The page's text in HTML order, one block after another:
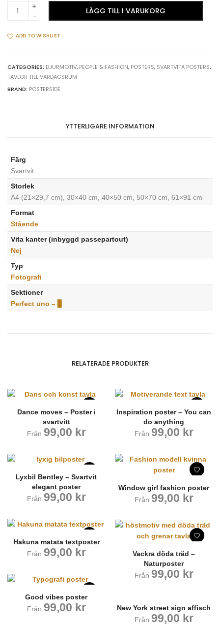
Trendig
uggla
svartvitt
quantity
LÄGG TILL I VARUKORG
ADD TO WISHLIST
CATEGORIES: DJURMOTIV, PEOPLE & FASHION, POSTERS, SVARTVITA POSTERS,
TAVLOR TILL VARDAGSRUM
BRAND: POSTERSIDE
YTTERLIGARE INFORMATION
Färg
Svartvit
Storlek
A4 (21×29,7 cm), 30×40 cm, 40×50 cm, 50×70 cm, 61×91 cm
Format
Stående
Vita kanter (inbyggd passepartout)
Nej
Typ
Fotografi
Sektioner
Perfect uno – ▊
RELATERADE PRODUKTER
Dance moves – Poster i
svartvitt
Från 99,00 kr
Inspiration poster – You can
do anything
Från 99,00 kr
Lyxbil Bentley – Svartvit
elegant poster
Från 99,00 kr
Window girl fashion poster
Från 99,00 kr
Hakuna matata textposter
Från 99,00 kr
Vackra döda träd –
Naturposter
Från 99,00 kr
Good vibes poster
Från 99,00 kr
New York street sign affisch
Från 99,00 kr